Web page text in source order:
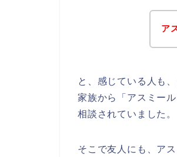
ア
と、感じている人も
家族から「アスミー
相談されていました。
そこで友人にも、ア